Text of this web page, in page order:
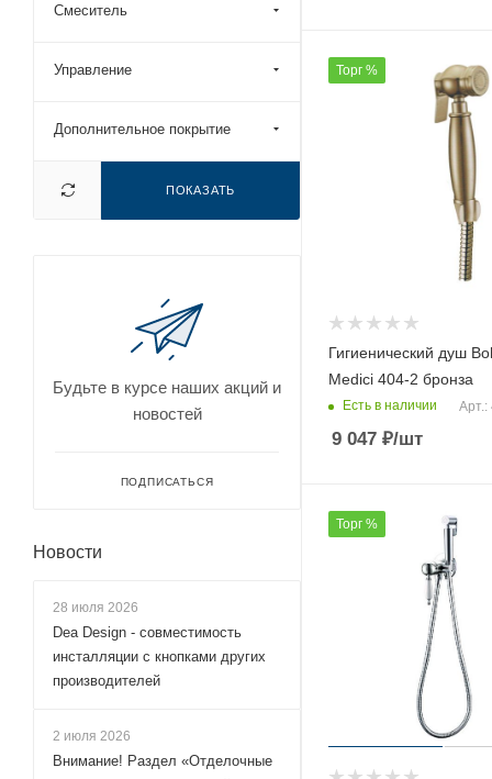
Торг %
Гигиенический душ
Medici 404-2 бронза
Есть в наличии Арт.:
9 047 ₽/шт
Торг %
Iddis (
Mariani (14)
)
Paffoni (26)
RavSlezak (82)
Remer ( 169 )
Rose (
Rossinka (23)
Смеситель
Управление
Дополнительное покрытие
ПОКАЗАТЬ
Будьте в курсе наших акций и
новостей
ПОДПИСАТЬСЯ
Новости
28 июля 2026
Dea Design - совместимость
инсталляции с кнопками других
производителей
2 июля 2026
Внимание! Раздел «Отделочные